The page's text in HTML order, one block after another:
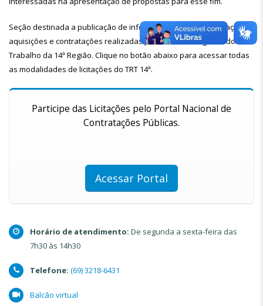
Seção destinada a publicação de informações alusivas a licitações,
aquisições e contratações realizadas pelo Tribunal Regional do
Trabalho da 14ª Região. Clique no botão abaixo para acessar todas
as modalidades de licitações do TRT 14ª.
Participe das Licitações pelo Portal Nacional de
Contratações Públicas.
Acessar Portal
Horário de atendimento: De segunda a sexta-feira das
7h30 às 14h30
Telefone: (69) 3218-6431
Balcão virtual